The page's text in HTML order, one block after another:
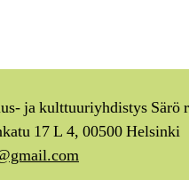
ja kulttuuriyhdistys Särö
17 L 4, 00500 Helsinki